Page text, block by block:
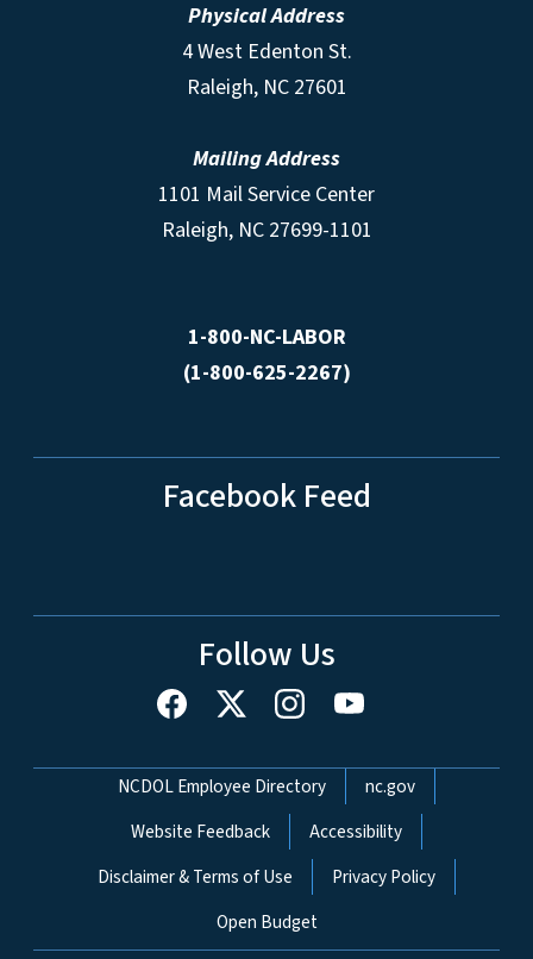
Physical Address
4 West Edenton St.
Raleigh, NC 27601
Mailing Address
1101 Mail Service Center
Raleigh, NC 27699-1101
1-800-NC-LABOR
(1-800-625-2267)
Facebook Feed
Follow Us
Network Menu
NCDOL Employee Directory
nc.gov
Website Feedback
Accessibility
Disclaimer & Terms of Use
Privacy Policy
Open Budget